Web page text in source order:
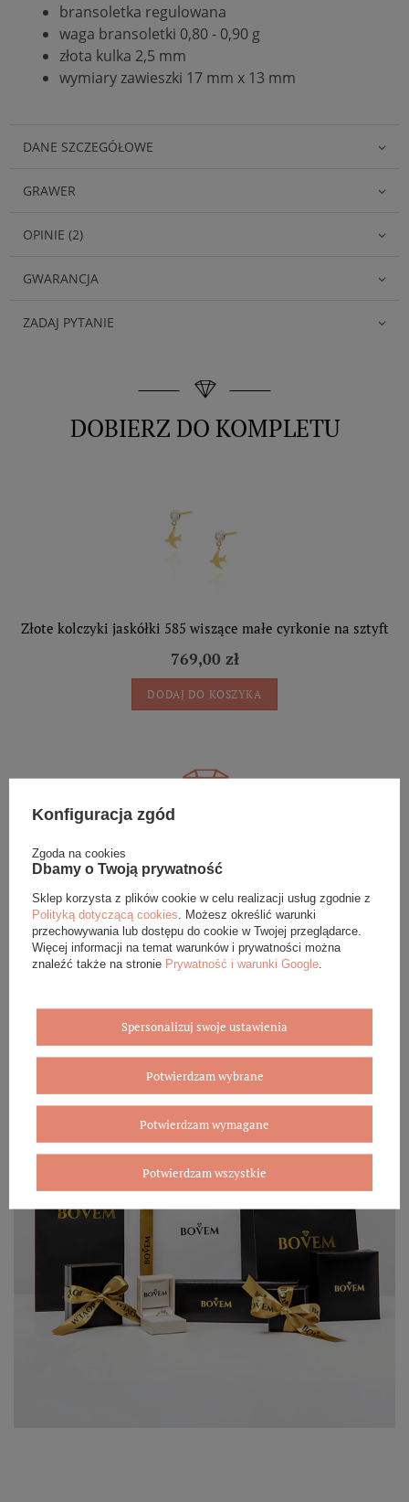
bransoletka regulowana
waga bransoletki 0,80 - 0,90 g
złota kulka 2,5 mm
wymiary zawieszki 17 mm x 13 mm
DANE SZCZEGÓŁOWE
GRAWER
OPINIE (2)
GWARANCJA
ZADAJ PYTANIE
DOBIERZ DO KOMPLETU
Złote kolczyki jaskółki 585 wiszące małe cyrkonie na sztyft
769,00 zł
DODAJ DO KOSZYKA
Biżuterię i zegarki zakupione w sklepie internetowym
BOVEM otrzymasz jako gotowy do wręczenia upominek. Do
każdego zamówienia dołączamy pudełko ze skóry
ekologicznej oraz elegancką torebkę. Rozmiary i wzory
mogą się różnić ze względu na wybrany asortyment.
Konfiguracja zgód
Zgoda na cookies
Dbamy o Twoją prywatność
Sklep korzysta z plików cookie w celu realizacji usług zgodnie z
Polityką dotyczącą cookies . Możesz określić warunki
przechowywania lub dostępu do cookie w Twojej przeglądarce.
Więcej informacji na temat warunków i prywatności można
znaleźć także na stronie Prywatność i warunki Google
Spersonalizuj swoje ustawienia
Potwierdzam wybrane
Potwierdzam wymagane
Potwierdzam wszystkie